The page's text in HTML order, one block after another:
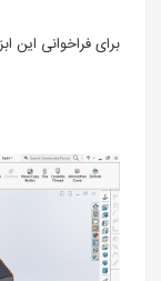
برای فراخوانی این